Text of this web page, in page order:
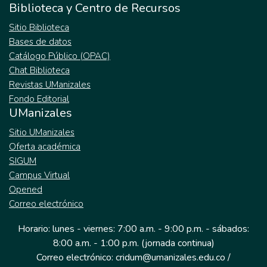
Biblioteca y Centro de Recursos
Sitio Biblioteca
Bases de datos
Catálogo Público (OPAC)
Chat Biblioteca
Revistas UManizales
Fondo Editorial
UManizales
Sitio UManizales
Oferta académica
SIGUM
Campus Virtual
Opened
Correo electrónico
Horario: lunes - viernes: 7:00 a.m. - 9:00 p.m. - sábados:
8:00 a.m. - 1:00 p.m. (jornada continua)
Correo electrónico: cridum@umanizales.edu.co /